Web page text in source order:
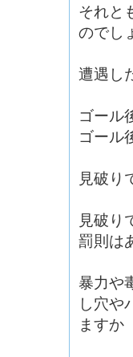
それと
のでし
遭遇し
ゴール
ゴール
見破り
見破り
罰則は
暴力や
し穴や
ますか